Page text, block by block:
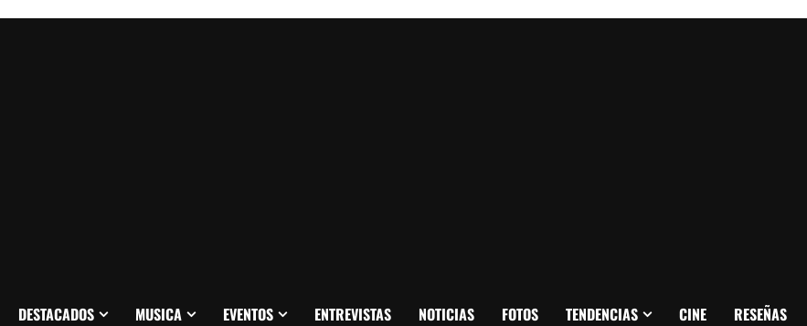
DESTACADOS MUSICA EVENTOS ENTREVISTAS NOTICIAS FOTOS TENDENCIAS CINE RESEÑAS